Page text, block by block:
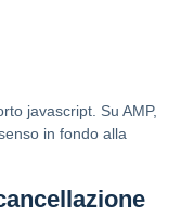
javascript. Su AMP,
in fondo alla